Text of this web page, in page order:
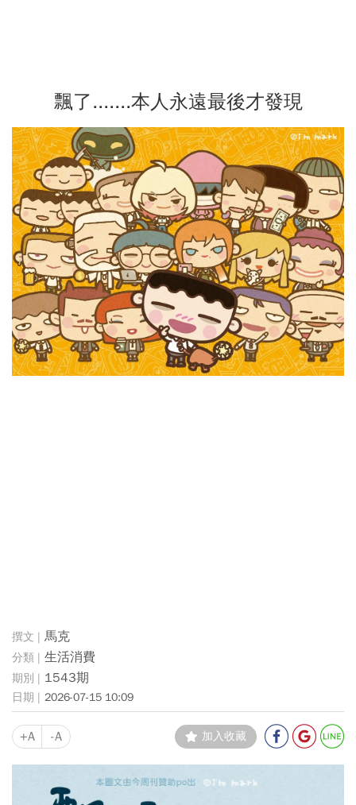
飄了.......本人永遠最後才發現
馬克
生活消費
1543期
2026-07-15 10:09
+A -A 加入收藏